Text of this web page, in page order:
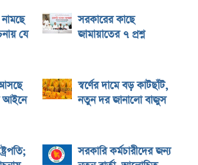
নামছে
যে
সরকারের কাছে
জামায়াতের ৭ প্রশ্ন
আইনে
স্বর্ণের দামে বড় কাটছাঁট,
নতুন দর জানালো বাজুস
সরকারি কর্মচারীদের জন্য